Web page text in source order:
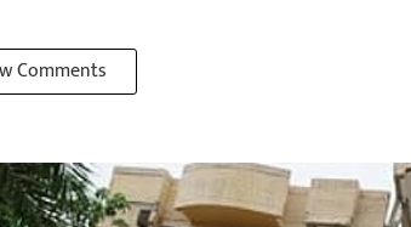
Comments